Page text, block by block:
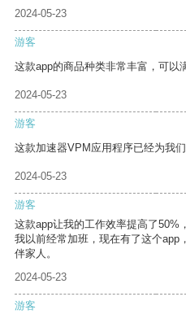
2024-05-23
游客
这款app的商品种类非常丰富，可以
2024-05-23
游客
这款加速器VPM应用程序已经为我
2024-05-23
游客
这款app让我的工作效率提高了50%
我以前经常加班，现在有了这个app
伴家人。
2024-05-23
游客